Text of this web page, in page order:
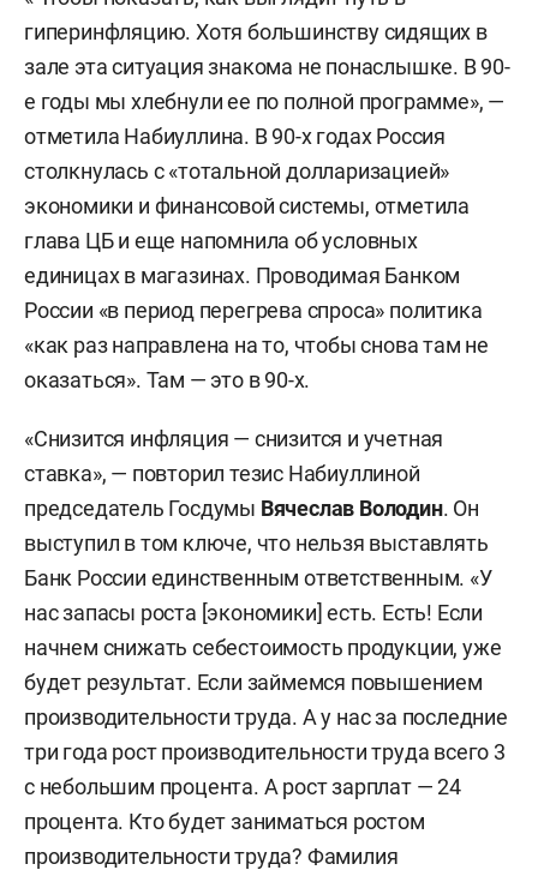
гиперинфляцию. Хотя большинству сидящих в
зале эта ситуация знакома не понаслышке. В 90-
е годы мы хлебнули ее по полной программе», —
отметила Набиуллина. В 90-х годах Россия
столкнулась с «тотальной долларизацией»
экономики и финансовой системы, отметила
глава ЦБ и еще напомнила об условных
единицах в магазинах. Проводимая Банком
России «в период перегрева спроса» политика
«как раз направлена на то, чтобы снова там не
оказаться». Там — это в 90-х.
«Снизится инфляция — снизится и учетная
ставка», — повторил тезис Набиуллиной
председатель Госдумы Вячеслав Володин. Он
выступил в том ключе, что нельзя выставлять
Банк России единственным ответственным. «У
нас запасы роста [экономики] есть. Есть! Если
начнем снижать себестоимость продукции, уже
будет результат. Если займемся повышением
производительности труда. А у нас за последние
три года рост производительности труда всего 3
с небольшим процента. А рост зарплат — 24
процента. Кто будет заниматься ростом
производительности труда? Фамилия